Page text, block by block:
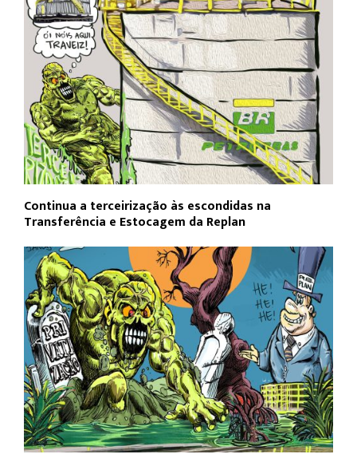
Continua a terceirização às escondidas na
Transferência e Estocagem da Replan